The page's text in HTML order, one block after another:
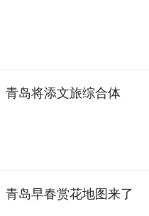
青岛将添文旅综合体
青岛早春赏花地图来了